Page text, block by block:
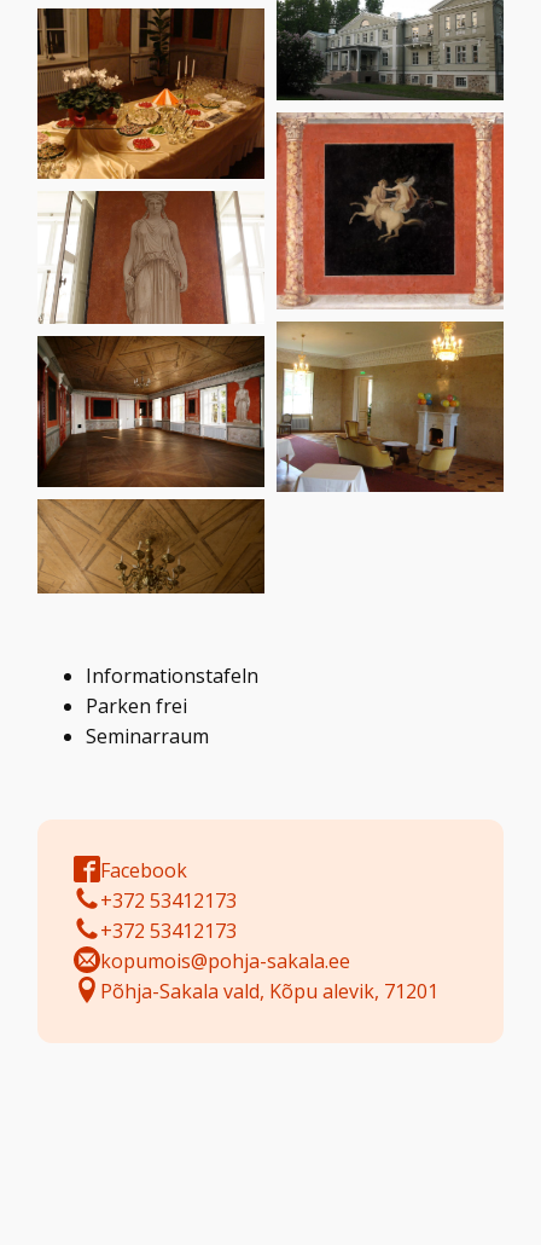
Informationstafeln
Parken frei
Seminarraum
Facebook
+372 53412173
+372 53412173
kopumois@pohja-sakala.ee
Põhja-Sakala vald, Kõpu alevik, 71201